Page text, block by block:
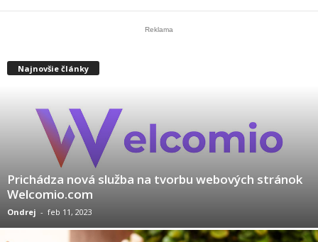
Reklama
Najnovšie články
Prichádza nová služba na tvorbu webových stránok
Welcomio.com
Ondrej - feb 11, 2023